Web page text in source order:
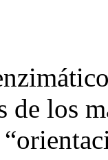
de los